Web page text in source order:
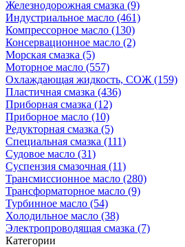
Железнодорожная смазка (9)
Индустриальное масло (461)
Компрессорное масло (130)
Консервационное масло (2)
Морская смазка (5)
Моторное масло (557)
Охлаждающая жидкость, СОЖ (159)
Пластичная смазка (436)
Приборная смазка (12)
Приборное масло (10)
Редукторная смазка (5)
Специальная смазка (111)
Судовое масло (31)
Суспензия смазочная (11)
Трансмиссионное масло (280)
Трансформаторное масло (9)
Турбинное масло (54)
Холодильное масло (38)
Электропроводящая смазка (7)
Категории